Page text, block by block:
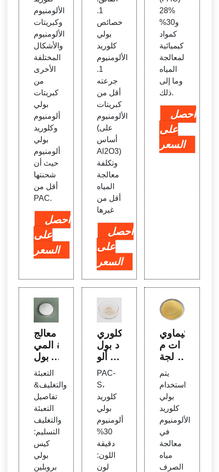
الألومنيوم
وكبريتات
الألومنيوم
والأشكال
المختلفة
الأخرى
من
كبريتات
بولي
ألومنيوم
وكلوريد
بولي
ألومنيوم
حيث أن
شحنتها
أقل من
PAC.
احصل
على
السعر
1.
خصائص
بولي
كلوريد
الألومنيوم
1.
جرعته
أقل من
كبريتات
الألومنيوم
(على
أساس
Al2O3)
وتكلفة
معالجة
المياه
أقل من
غيرها
احصل
على
السعر
28%
و30%
كمواد
كيميائية
لمعالجة
المياه
وما إلى
ذلك.
احصل
على
السعر
معالج
ة المي
اه بول
ي كلو
ريد الأ
لومنيو
م با
ك، ال
ماء
التعبئة
والتغليف&
تفاصيل
التعبئة
والتغليف
التسليم:
كيس
بولي
بروبلين
كلوري
د بول
ي ألو
منيوم،
PAC
- IRO
بوليمر
PAC-
S،
كلوريد
بولي
ألومنيوم
30%
دقيقة
اللون:
لون
كيماوي
ات م
عالجة
ه,كيما
ويات
معالج
ة المي
اه
يتم
استخدام
بولي
كلوريد
الألومنيوم
في
معالجة
مياه
الصرف